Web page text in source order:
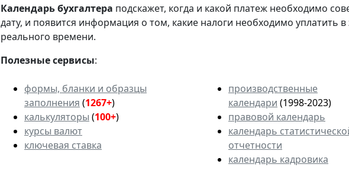
Календарьбухгалтера подскажет, когда и какой платеж необходимо
дату, и появится информация о том, какие налоги необходимо уплатить
реального времени.
Полезные сервисы:
формы, бланки и образцы
заполнения (1267+)
калькуляторы (100+)
курсы валют
ключевая ставка
производственные
календари (1998-2023)
правовой календарь
календарь
отчетности
календарь кадровика